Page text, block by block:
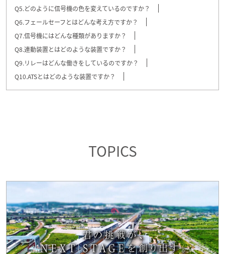
Q5.どのように信号機の色を変えているのですか？
Q6.フェールセーフとはどんな考え方ですか？
Q7.信号機にはどんな種類がありますか？
Q8.連動装置とはどのような装置ですか？
Q9.リレーはどんな働きをしているのですか？
Q10.ATSとはどのような装置ですか？
TOPICS